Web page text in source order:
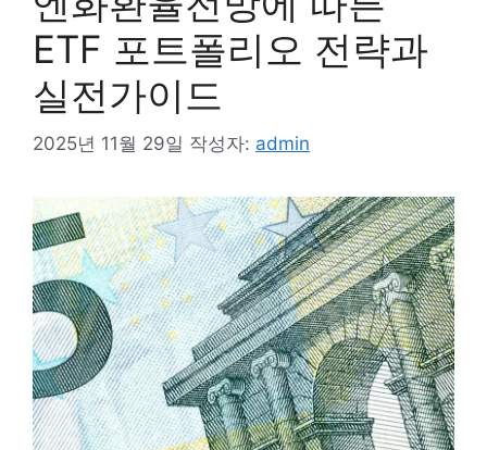
ETF 포트폴리오 전략과
실전가이드
2025년 11월 29일 작성자: admin